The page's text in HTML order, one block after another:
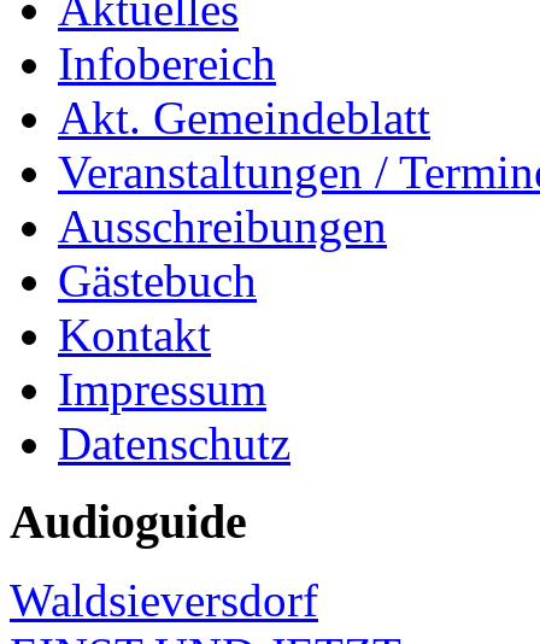
Infobereich
Akt. Gemeindeblatt
Veranstaltungen /
Ausschreibungen
Gästebuch
Kontakt
Impressum
Datenschutz
Audioguide
Waldsieversdorf